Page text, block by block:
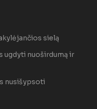
sielą
ugdyti nuoširdumą ir
nusišypsoti